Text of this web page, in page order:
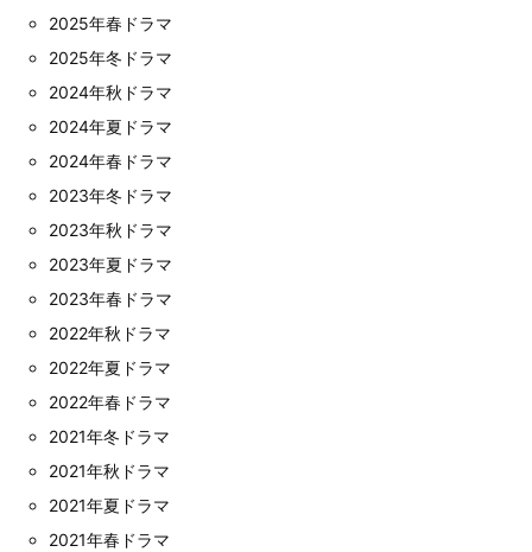
2025年春ドラマ
2025年冬ドラマ
2024年秋ドラマ
2024年夏ドラマ
2024年春ドラマ
2023年冬ドラマ
2023年秋ドラマ
2023年夏ドラマ
2023年春ドラマ
2022年秋ドラマ
2022年夏ドラマ
2022年春ドラマ
2021年冬ドラマ
2021年秋ドラマ
2021年夏ドラマ
2021年春ドラマ